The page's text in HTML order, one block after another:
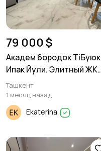
79 000 $
Академ 6ородок TiБуюк
Ипак Йули. Элитный ЖК
"Tiara Residence".
Ташкент
1 месяц назад
Ekaterina